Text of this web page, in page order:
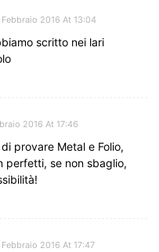
Febbraio 2016 At 13:04
scritto nei lari
2016 At 17:46
provare Metal e Folio,
perfetti, se non sbaglio,
Febbraio 2016 At 17:47